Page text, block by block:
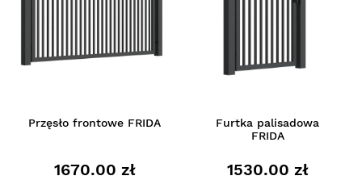
Przęsło frontowe FRIDA
1670.00 zł
Furtka palisadowa
FRIDA
1530.00 zł